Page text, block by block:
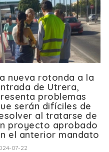
nueva rotonda a la
de Utrera,
problemas
serán difíciles de
al tratarse de
proyecto aprobado
el anterior mandato
07-22